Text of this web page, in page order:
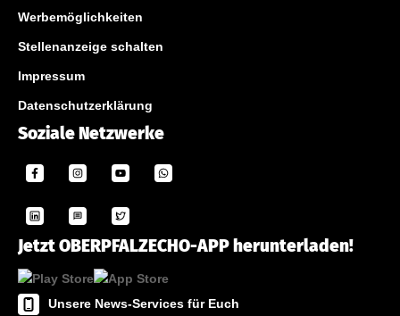
Werbemöglichkeiten
Stellenanzeige schalten
Impressum
Datenschutzerklärung
Soziale Netzwerke
Jetzt OBERPFALZECHO-APP herunterladen!
Unsere News-Services für Euch